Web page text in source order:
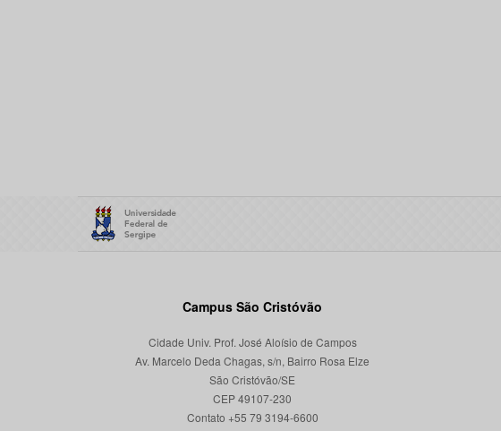
Campus São Cristóvão
Cidade Univ. Prof. José Aloísio de Campos
Av. Marcelo Deda Chagas, s/n, Bairro Rosa Elze
São Cristóvão/SE
CEP 49107-230